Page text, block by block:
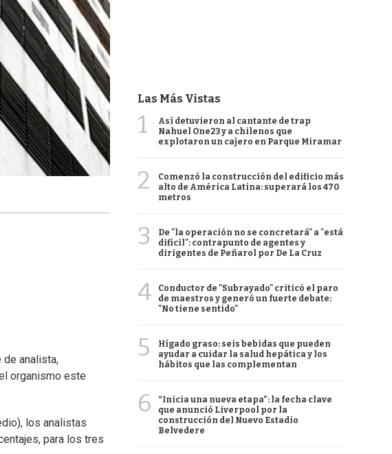
de analista,
organismo este
los analistas
para los tres
Las Más Vistas
1
Así detuvieron al cantante de trap
Nahuel One23 y a chilenos que
explotaron un cajero en Parque Miramar
2
Comenzó la construcción del edificio más
alto de América Latina: superará los 470
metros
3
De "la operación no se concretará" a "está
difícil": contrapunto de agentes y
dirigentes de Peñarol por De La Cruz
4
Conductor de "Subrayado" criticó el paro
de maestros y generó un fuerte debate:
"No tiene sentido"
5
Hígado graso: seis bebidas que pueden
ayudar a cuidar la salud hepática y los
hábitos que las complementan
6
“Inicia una nueva etapa”: la fecha clave
que anunció Liverpool por la
construcción del Nuevo Estadio
Belvedere